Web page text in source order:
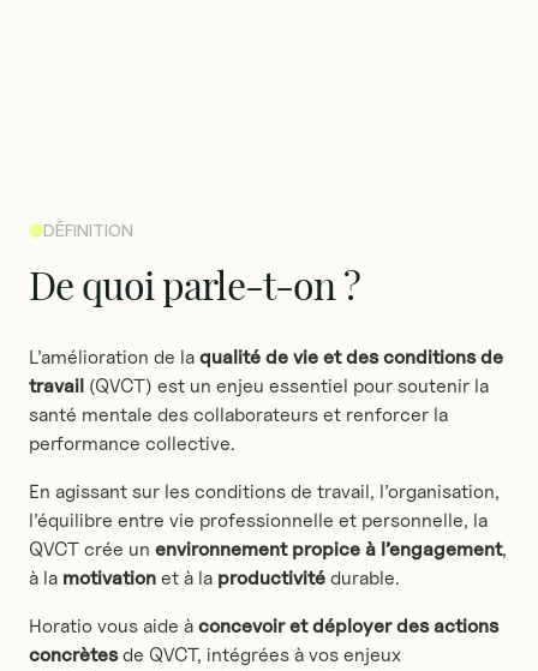
DÉFINITION
Dequoiparle-t-on ?
L’amélioration de la qualité de vie et des conditions de
travail (QVCT) est un enjeu essentiel pour soutenir la
santé mentale des collaborateurs et renforcer la
performance collective.
En agissant sur les conditions de travail, l’organisation,
l’équilibre entre vie professionnelle et personnelle, la
QVCT crée un environnement propice à l’engagement,
à la motivation et à la productivité durable.
Horatio vous aide à concevoir et déployer des actions
concrètesde QVCT, intégrées à vos enjeux